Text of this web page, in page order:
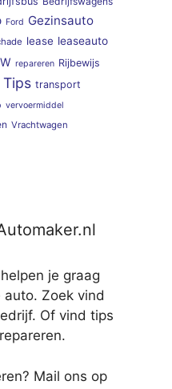
Ford Gezinsauto
lease leaseauto
repareren Rijbewijs
Tips transport
vervoermiddel
Vrachtwagen
je graag
Zoek vind
Of vind tips
Mail ons op